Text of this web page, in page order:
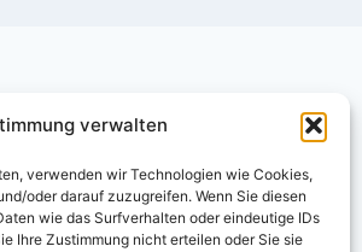
verwalten
verwenden wir Technologien wie Cookies,
oder darauf zuzugreifen. Wenn Sie diesen
wie das Surfverhalten oder eindeutige IDs
Ihre Zustimmung nicht erteilen oder Sie sie